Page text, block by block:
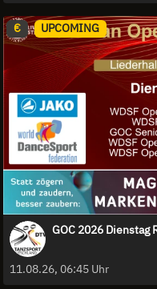
€ UPCOMING
GOC 2026 Dienstag
11.08.26, 06:45 Uhr